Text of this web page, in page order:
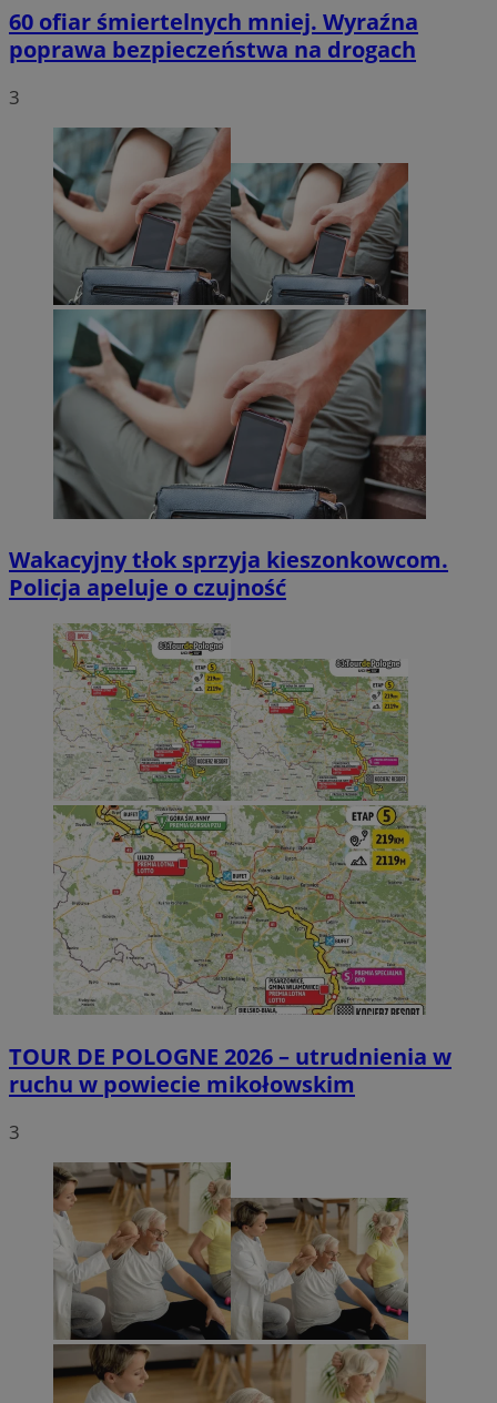
60 ofiar śmiertelnych mniej. Wyraźna
poprawa bezpieczeństwa na drogach
3
Wakacyjny tłok sprzyja kieszonkowcom.
Policja apeluje o czujność
TOUR DE POLOGNE 2026 – utrudnienia w
ruchu w powiecie mikołowskim
3